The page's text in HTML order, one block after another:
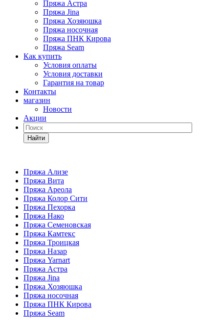
Пряжа Астра
Пряжа Jina
Пряжа Хозяюшка
Пряжа носочная
Пряжа ПНК Кирова
Пряжа Seam
Как купить
Условия оплаты
Условия доставки
Гарантия на товар
Контакты
магазин
Новости
Акции
Найти
Пряжа Ализе
Пряжа Вита
Пряжа Ареола
Пряжа Колор Сити
Пряжа Пехорка
Пряжа Нако
Пряжа Семеновская
Пряжа Камтекс
Пряжа Троицкая
Пряжа Назар
Пряжа Yarnart
Пряжа Астра
Пряжа Jina
Пряжа Хозяюшка
Пряжа носочная
Пряжа ПНК Кирова
Пряжа Seam